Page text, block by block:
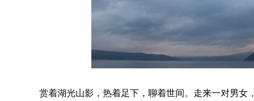
赏着湖光山影，热着足下，聊着世间。走来一对男女